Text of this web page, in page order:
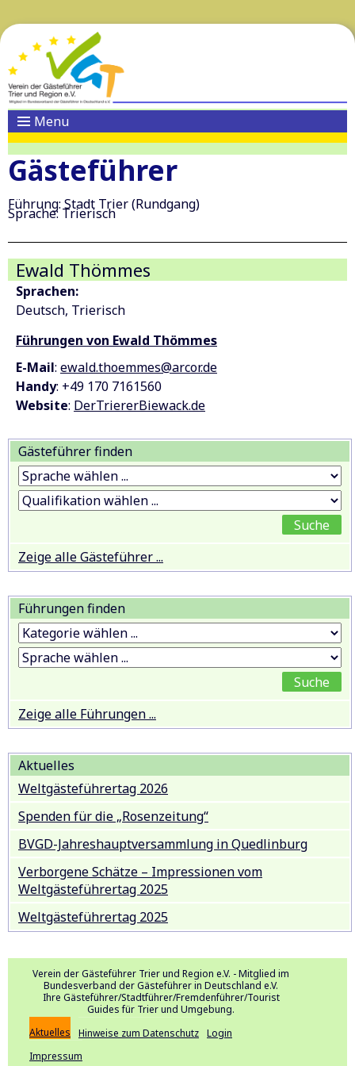
Menu
Gästeführer
Führung: Stadt Trier (Rundgang)
Sprache: Trierisch
Ewald Thömmes
Sprachen:
Deutsch Trierisch
Führungen von Ewald Thömmes
E-Mail: ewald.thoemmes@arcor.de
Handy: +49 170 7161560
Website: DerTriererBiewack.de
Gästeführer finden
Zeige alle Gästeführer ...
Führungen finden
Zeige alle Führungen ...
Aktuelles
Weltgästeführertag 2026
Spenden für die „Rosenzeitung“
BVGD-Jahreshauptversammlung in Quedlinburg
Verborgene Schätze – Impressionen vom
Weltgästeführertag 2025
Weltgästeführertag 2025
Verein der Gästeführer Trier und Region e.V. - Mitglied im
Bundesverband der Gästeführer in Deutschland e.V.
Ihre Gästeführer/Stadtführer/Fremdenführer/Tourist
Guides für Trier und Umgebung.
Aktuelles
Hinweise zum Datenschutz Login
Impressum